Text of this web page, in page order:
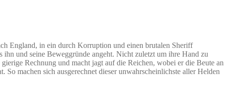
England, in ein durch Korruption und einen brutalen Sheriff
und seine Beweggründe angeht. Nicht zuletzt um ihre Hand zu
Rechnung und macht jagt auf die Reichen, wobei er die Beute an
machen sich ausgerechnet dieser unwahrscheinlichste aller Helden